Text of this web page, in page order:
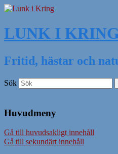
LUNK I
Fritid, hästar och
Sök
Huvudmeny
Gå till huvudsakligt innehåll
Gå till sekundärt innehåll